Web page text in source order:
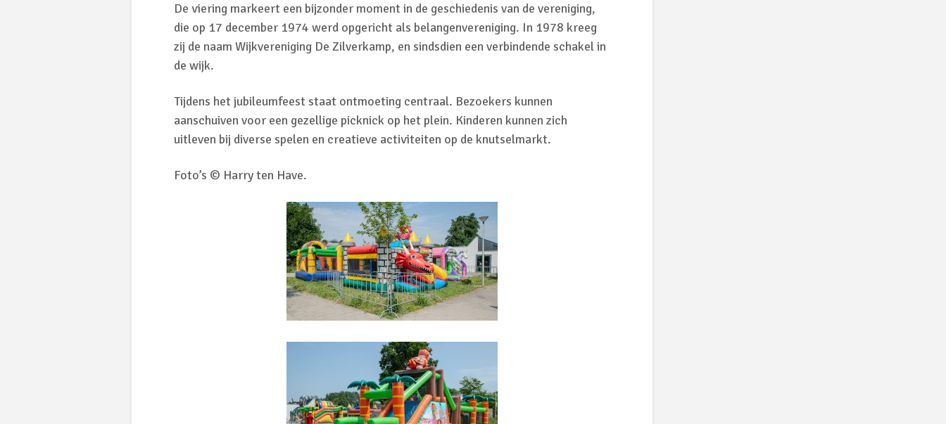
De viering markeert een bijzonder moment in de geschiedenis van de vereniging,
die op 17 december 1974 werd opgericht als belangenvereniging. In 1978 kreeg
zij de naam Wijkvereniging De Zilverkamp, en sindsdien een verbindende schakel in
de wijk.
Tijdens het jubileumfeest staat ontmoeting centraal. Bezoekers kunnen
aanschuiven voor een gezellige picknick op het plein. Kinderen kunnen zich
uitleven bij diverse spelen en creatieve activiteiten op de knutselmarkt.
Foto’s © Harry ten Have.